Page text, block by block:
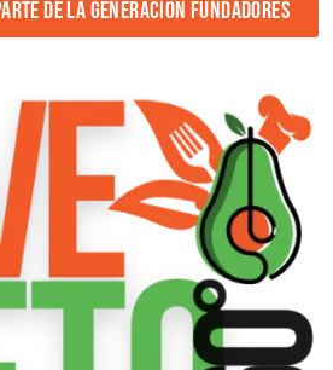
DE LA GENERACIÓN FUNDADORES